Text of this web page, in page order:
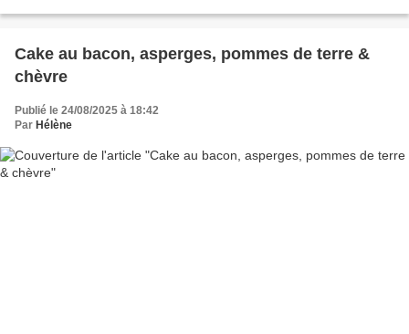
Cake au bacon, asperges, pommes de terre &
chèvre
Publié le 24/08/2025 à 18:42
Par Hélène